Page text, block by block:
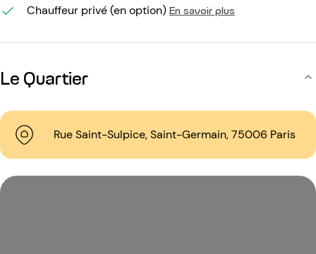
Chauffeur privé (en option) En savoir plus
Le Quartier
Rue Saint-Sulpice, Saint-Germain, 75006 Paris